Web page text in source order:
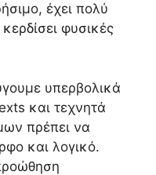
έχει πολύ
φυσικές
υπερβολικά
και τεχνητά
πρέπει να
και λογικό.